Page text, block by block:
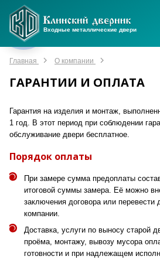
Входные металлические двери
Главная О компании
ГАРАНТИИ И ОПЛАТА
Гарантия на изделия и монтаж,
1 год. В этот период при соблюдении
обслуживание двери бесплатное.
Порядок оплаты
При замере сумма предоплаты
итоговой суммы замера. Её можно
заключения договора или перевести
компании.
Доставка, услуги по выносу старой
проёма, монтажу, вывозу мусора
готовности и при надлежащем
Max
Мы онлайн!
WhatsApp
Мы онлайн!
Telegram
Мы онлайн!
Max
Мы онлайн!
WhatsApp
Мы онлайн!